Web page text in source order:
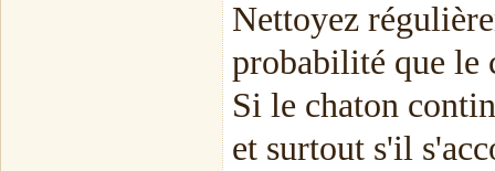
Nettoyez
probabilité que le
Si le chaton
et surtout s'il